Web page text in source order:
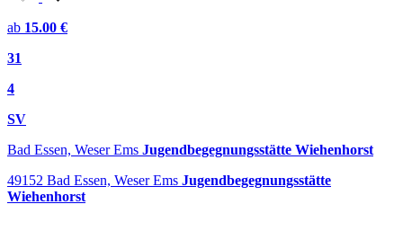
ab 15.00 €
31
4
SV
Bad Essen, Weser Ems Jugendbegegnungsstätte Wiehenhorst
49152 Bad Essen, Weser Ems Jugendbegegnungsstätte
Wiehenhorst